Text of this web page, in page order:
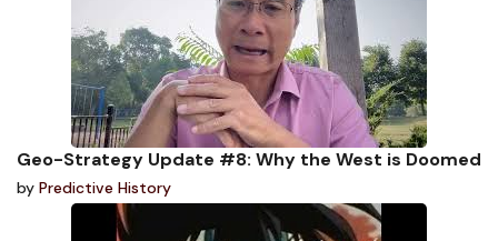
Geo-Strategy Update #8: Why the West is Doomed
by Predictive History